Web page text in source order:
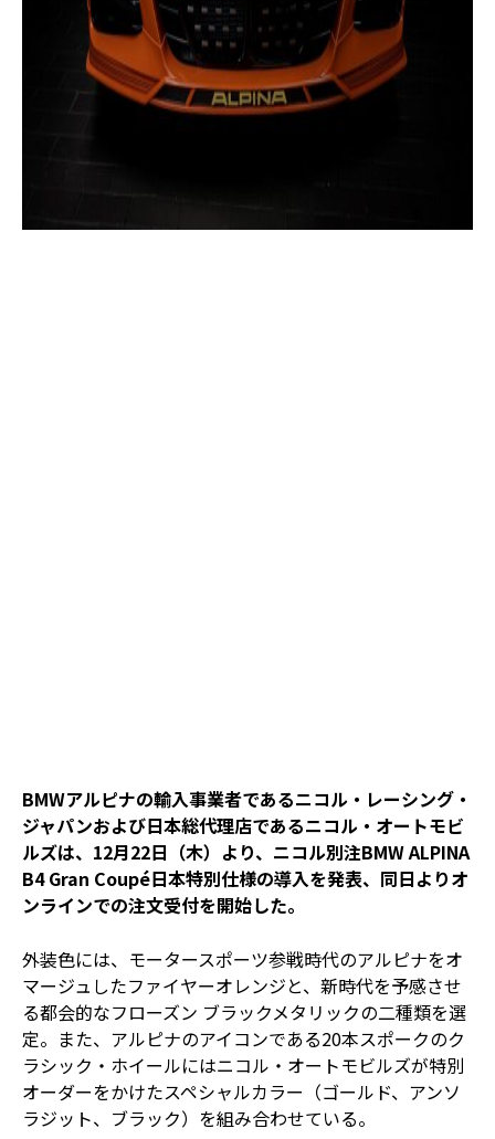
BMWアルピナの輸入事業者であるニコル・レーシング・
ジャパンおよび日本総代理店であるニコル・オートモビ
ルズは、12月22日（木）より、ニコル別注BMW ALPINA
B4 Gran Coupé日本特別仕様の導入を発表、同日よりオ
ンラインでの注文受付を開始した。
外装色には、モータースポーツ参戦時代のアルピナをオ
マージュしたファイヤーオレンジと、新時代を予感させ
る都会的なフローズン ブラックメタリックの二種類を選
定。また、アルピナのアイコンである20本スポークのク
ラシック・ホイールにはニコル・オートモビルズが特別
オーダーをかけたスペシャルカラー（ゴールド、アンソ
ラジット、ブラック）を組み合わせている。